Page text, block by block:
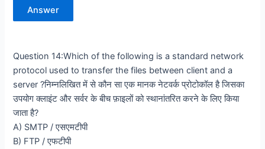
Answer
Question 14:Which of the following is a standard network
protocol used to transfer the files between client and a
server ?निम्नलिखित में से कौन सा एक मानक नेटवर्क प्रोटोकॉल है जिसका
उपयोग क्लाइंट और सर्वर के बीच फ़ाइलों को स्थानांतरित करने के लिए किया
जाता है?
A) SMTP / एसएमटीपी
B) FTP / एफटीपी